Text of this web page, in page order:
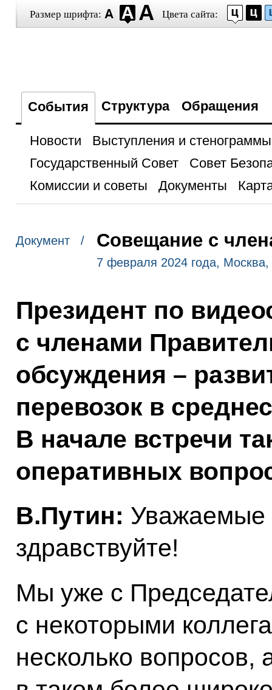
Размер шрифта: Цвета сайта:
События Структура Обращения
Новости
Выступления и стенограммы
Государственный Совет
Совет
Комиссии и советы
Документы
Документ / Совещание с
7 февраля 2024 года,
Президент по
с членами
обсуждения –
перевозок в
В начале встречи
оперативных
В.Путин: Уважаемые
здравствуйте!
Мы уже с
с некоторыми
несколько вопросов,